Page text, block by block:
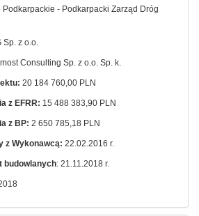
- Podkarpacki Zarząd Dróg
Sp. z o.o.
Consulting Sp. z o.o. Sp. k.
20 184 760,00 PLN
z EFRR: 15 488 383,90 PLN
z BP: 2 650 785,18 PLN
z Wykonawcą: 22.02.2016 r.
budowlanych: 21.11.2018 r.